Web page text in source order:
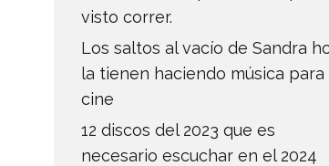
visto correr.
Los saltos al vacío de Sandra
la tienen haciendo música para
cine
12 discos del 2023 que es
necesario escuchar en el 2024